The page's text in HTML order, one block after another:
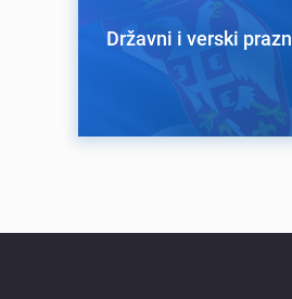
Državni i verski